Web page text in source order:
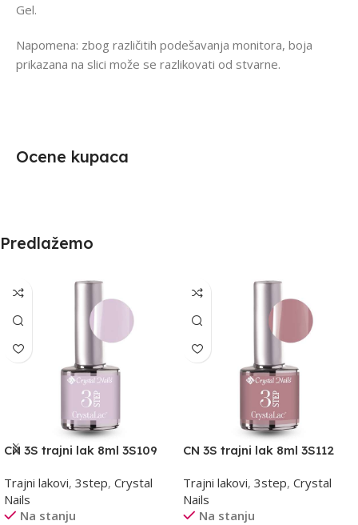
Gel.
Napomena: zbog različitih podešavanja monitora, boja
prikazana na slici može se razlikovati od stvarne.
Ocene kupaca
Predlažemo
CN 3S trajni lak 8ml 3S109
Trajni lakovi, 3step, Crystal
Nails
Na stanju
CN 3S trajni lak 8ml 3S112
Trajni lakovi, 3step, Crystal
Nails
Na stanju